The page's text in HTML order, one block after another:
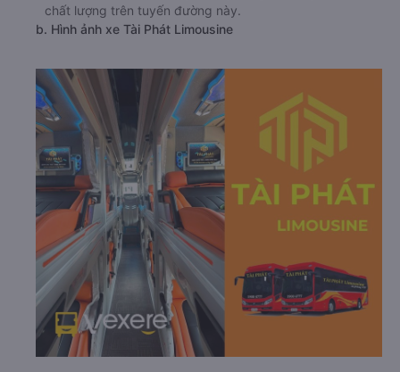
chất lượng trên tuyến đường này.
b. Hình ảnh xe Tài Phát Limousine